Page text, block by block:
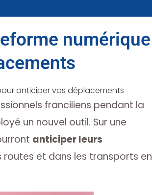
numérique
anticiper vos déplacements
franciliens pendant la
un nouvel outil. Sur une
anticiper leurs
routes et dans les transports en